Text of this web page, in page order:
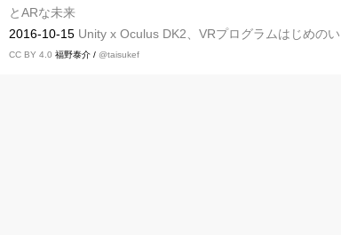
とARな未来
2016-10-15 Unity x Oculus DK2、VRプログラムはじめの
CC BY 4.0 福野泰介 / @taisukef